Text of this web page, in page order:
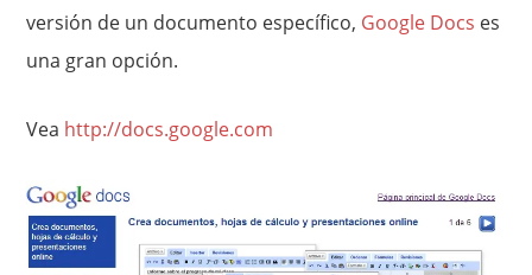
versión de un documento específico, Google Docs es
una gran opción.
Vea http://docs.google.com